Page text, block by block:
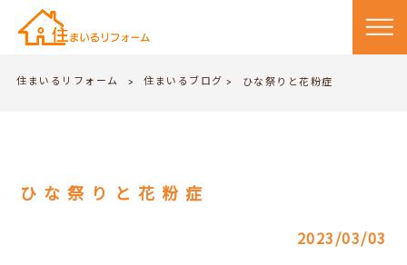
住まいるリフォーム > 住まいるブログ > ひな祭りと花粉症
ひな祭りと花粉症
2023/03/03